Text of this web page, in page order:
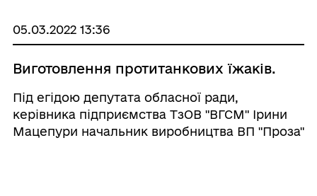
помешканнях із зони бой ...
05.03.2022 13:36
Виготовлення протитанкових їжаків.
Під егідою депутата обласної ради,
керівника підприємства ТзОВ "ВГСМ" Ірини
Мацепури начальник виробництва ВП "Проза"